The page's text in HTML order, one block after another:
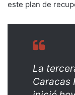
este plan de
La
Caracas